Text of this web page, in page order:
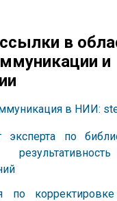
в
и
в НИИ:
по
по корректировке